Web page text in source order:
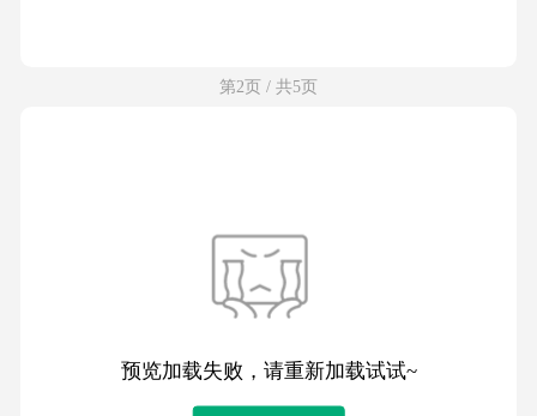
第2页 / 共5页
预览加载失败，请重新加载试试~